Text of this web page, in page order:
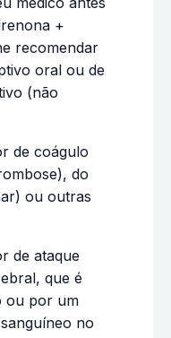
+
recomendar
oral ou de
(não
de coágulo
do
ou outras
de ataque
que é
ou por um
no